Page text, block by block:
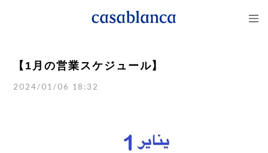
【1月の営業スケジュール】
2024/01/06 18:32